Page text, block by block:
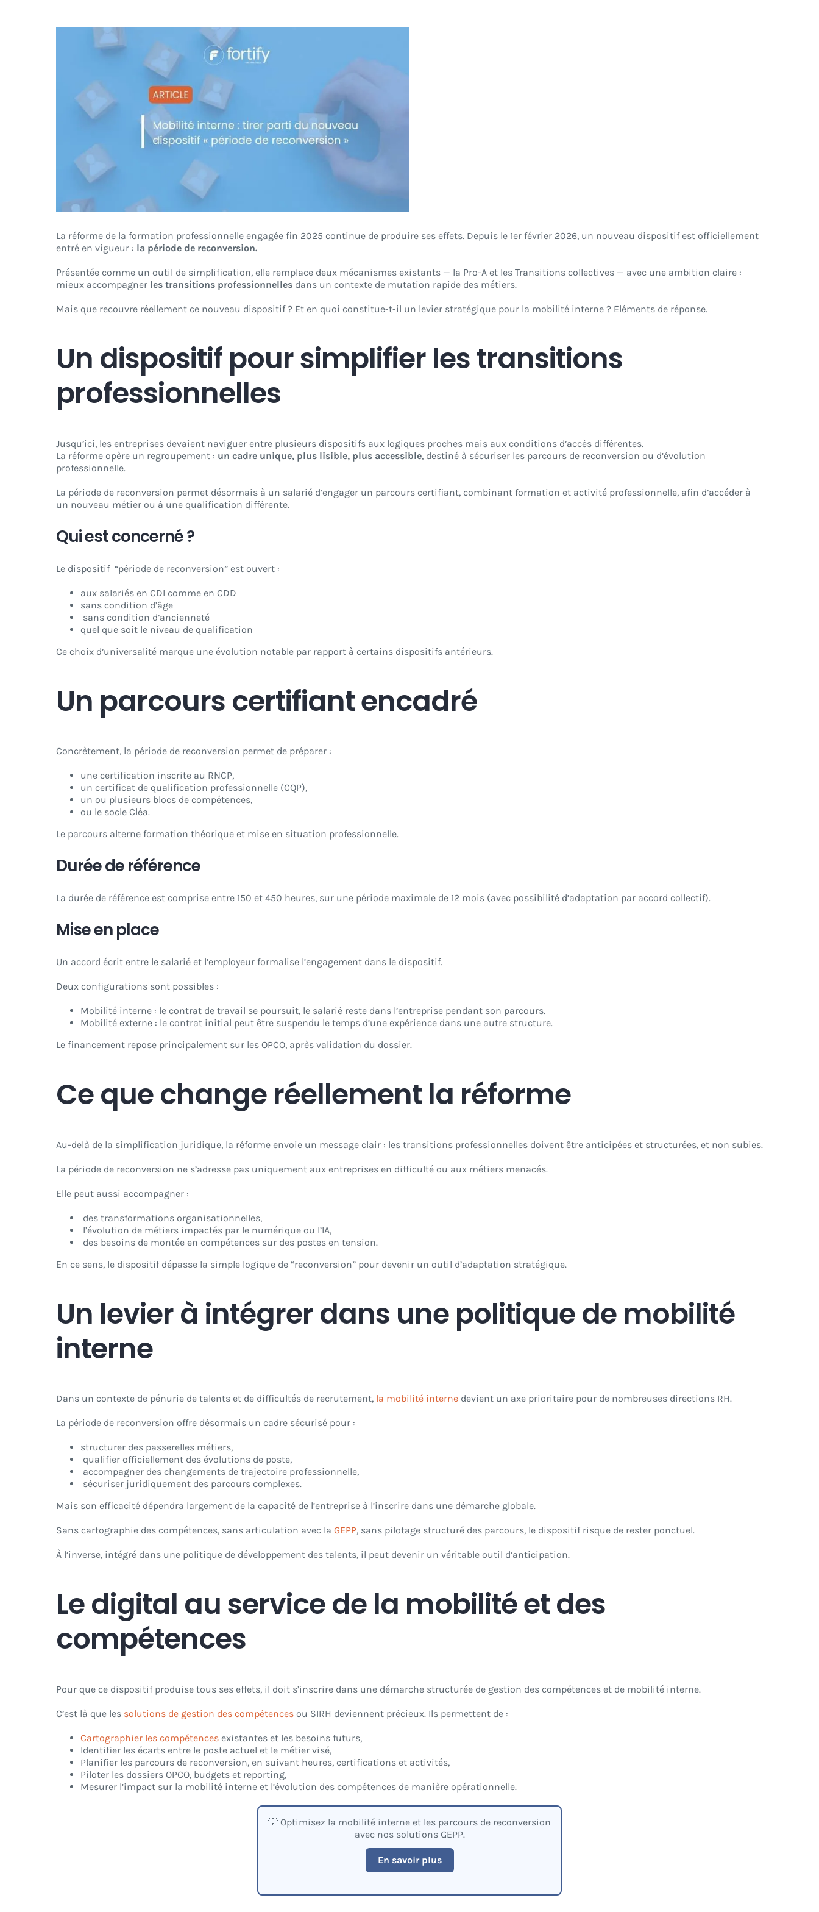
La réforme de la formation professionnelle engagée fin 2025 continue de produire ses effets. Depuis le 1er février 2026, un nouveau dispositif est officiellement
entré en vigueur : la période de reconversion.
Présentée comme un outil de simplification, elle remplace deux mécanismes existants — la Pro-A et les Transitions collectives — avec une ambition claire :
mieux accompagner les transitions professionnelles dans un contexte de mutation rapide des métiers.
Mais que recouvre réellement ce nouveau dispositif ? Et en quoi constitue-t-il un levier stratégique pour la mobilité interne ? Eléments de réponse.
Un dispositif pour simplifier les transitions
professionnelles
Jusqu’ici, les entreprises devaient naviguer entre plusieurs dispositifs aux logiques proches mais aux conditions d’accès différentes.
La réforme opère un regroupement : un cadre unique, plus lisible, plus accessible, destiné à sécuriser les parcours de reconversion ou d’évolution
professionnelle.
La période de reconversion permet désormais à un salarié d’engager un parcours certifiant, combinant formation et activité professionnelle, afin d’accéder à
un nouveau métier ou à une qualification différente.
Qui est concerné ?
Le dispositif “période de reconversion” est ouvert :
aux salariés en CDI comme en CDD
sans condition d’âge
sans condition d’ancienneté
quel que soit le niveau de qualification
Ce choix d’universalité marque une évolution notable par rapport à certains dispositifs antérieurs.
Un parcours certifiant encadré
Concrètement, la période de reconversion permet de préparer :
une certification inscrite au RNCP,
un certificat de qualification professionnelle (CQP),
un ou plusieurs blocs de compétences,
ou le socle Cléa.
Le parcours alterne formation théorique et mise en situation professionnelle.
Durée de référence
La durée de référence est comprise entre 150 et 450 heures, sur une période maximale de 12 mois (avec possibilité d’adaptation par accord collectif).
Mise en place
Un accord écrit entre le salarié et l’employeur formalise l’engagement dans le dispositif.
Deux configurations sont possibles :
Mobilité interne : le contrat de travail se poursuit, le salarié reste dans l’entreprise pendant son parcours.
Mobilité externe : le contrat initial peut être suspendu le temps d’une expérience dans une autre structure.
Le financement repose principalement sur les OPCO, après validation du dossier.
Ce que change réellement la réforme
Au-delà de la simplification juridique, la réforme envoie un message clair : les transitions professionnelles doivent être anticipées et structurées, et non subies.
La période de reconversion ne s’adresse pas uniquement aux entreprises en difficulté ou aux métiers menacés.
Elle peut aussi accompagner :
des transformations organisationnelles,
l’évolution de métiers impactés par le numérique ou l’IA,
des besoins de montée en compétences sur des postes en tension.
En ce sens, le dispositif dépasse la simple logique de “reconversion” pour devenir un outil d’adaptation stratégique.
Un levier à intégrer dans une politique de mobilité
interne
Dans un contexte de pénurie de talents et de difficultés de recrutement, la mobilité interne devient un axe prioritaire pour de nombreuses directions RH.
La période de reconversion offre désormais un cadre sécurisé pour :
structurer des passerelles métiers,
qualifier officiellement des évolutions de poste,
accompagner des changements de trajectoire professionnelle,
sécuriser juridiquement des parcours complexes.
Mais son efficacité dépendra largement de la capacité de l’entreprise à l’inscrire dans une démarche globale.
Sans cartographie des compétences, sans articulation avec la GEPP, sans pilotage structuré des parcours, le dispositif risque de rester ponctuel.
À l’inverse, intégré dans une politique de développement des talents, il peut devenir un véritable outil d’anticipation.
Le digital au service de la mobilité et des
compétences
Pour que ce dispositif produise tous ses effets, il doit s’inscrire dans une démarche structurée de gestion des compétences et de mobilité interne.
C’est là que les solutions de gestion des compétences ou SIRH deviennent précieux. Ils permettent de :
Cartographier les compétences existantes et les besoins futurs,
Identifier les écarts entre le poste actuel et le métier visé,
Planifier les parcours de reconversion, en suivant heures, certifications et activités,
Piloter les dossiers OPCO, budgets et reporting,
Mesurer l’impact sur la mobilité interne et l’évolution des compétences de manière opérationnelle.
💡 Optimisez la mobilité interne et les parcours de reconversion
avec nos solutions GEPP.
En savoir plus